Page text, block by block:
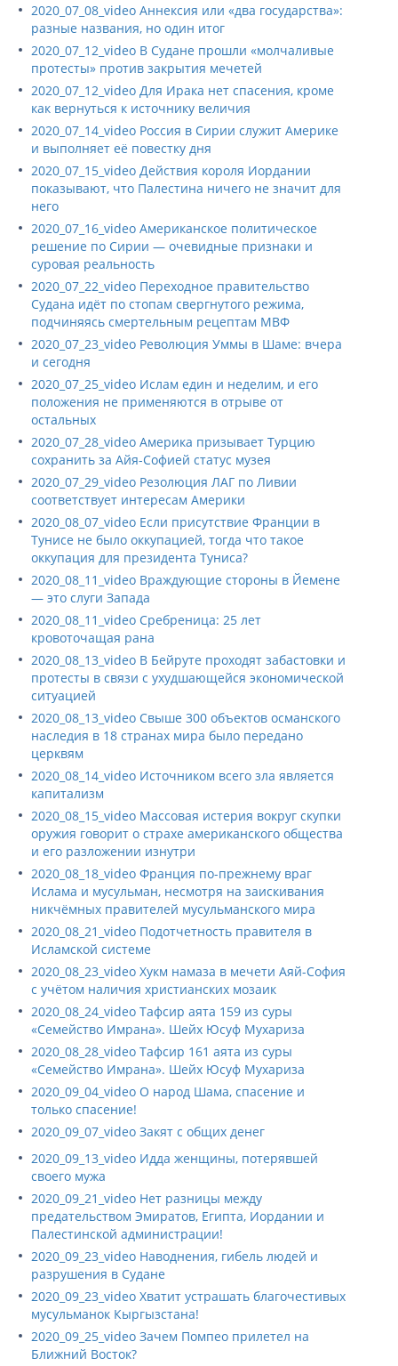
2020_07_08_video Аннексия или «два государства»:
разные названия, но один итог
2020_07_12_video В Судане прошли «молчаливые
протесты» против закрытия мечетей
2020_07_12_video Для Ирака нет спасения, кроме
как вернуться к источнику величия
2020_07_14_video Россия в Сирии служит Америке
и выполняет её повестку дня
2020_07_15_video Действия короля Иордании
показывают, что Палестина ничего не значит для
него
2020_07_16_video Американское политическое
решение по Сирии — очевидные признаки и
суровая реальность
2020_07_22_video Переходное правительство
Судана идёт по стопам свергнутого режима,
подчиняясь смертельным рецептам МВФ
2020_07_23_video Революция Уммы в Шаме: вчера
и сегодня
2020_07_25_video Ислам един и неделим, и его
положения не применяются в отрыве от
остальных
2020_07_28_video Америка призывает Турцию
сохранить за Айя-Софией статус музея
2020_07_29_video Резолюция ЛАГ по Ливии
соответствует интересам Америки
2020_08_07_video Если присутствие Франции в
Тунисе не было оккупацией, тогда что такое
оккупация для президента Туниса?
2020_08_11_video Враждующие стороны в Йемене
— это слуги Запада
2020_08_11_video Сребреница: 25 лет
кровоточащая рана
2020_08_13_video В Бейруте проходят забастовки и
протесты в связи с ухудшающейся экономической
ситуацией
2020_08_13_video Свыше 300 объектов османского
наследия в 18 странах мира было передано
церквям
2020_08_14_video Источником всего зла является
капитализм
2020_08_15_video Массовая истерия вокруг скупки
оружия говорит о страхе американского общества
и его разложении изнутри
2020_08_18_video Франция по-прежнему враг
Ислама и мусульман, несмотря на заискивания
никчёмных правителей мусульманского мира
2020_08_21_video Подотчетность правителя в
Исламской системе
2020_08_23_video Хукм намаза в мечети Аяй-София
с учётом наличия христианских мозаик
2020_08_24_video Тафсир аята 159 из суры
«Семейство Имрана». Шейх Юсуф Мухариза
2020_08_28_video Тафсир 161 аята из суры
«Семейство Имрана». Шейх Юсуф Мухариза
2020_09_04_video О народ Шама, спасение и
только спасение!
2020_09_07_video Закят с общих денег
2020_09_13_video Идда женщины, потерявшей
своего мужа
2020_09_21_video Нет разницы между
предательством Эмиратов, Египта, Иордании и
Палестинской администрации!
2020_09_23_video Наводнения, гибель людей и
разрушения в Судане
2020_09_23_video Хватит устрашать благочестивых
мусульманок Кыргызстана!
2020_09_25_video Зачем Помпео прилетел на
Ближний Восток?